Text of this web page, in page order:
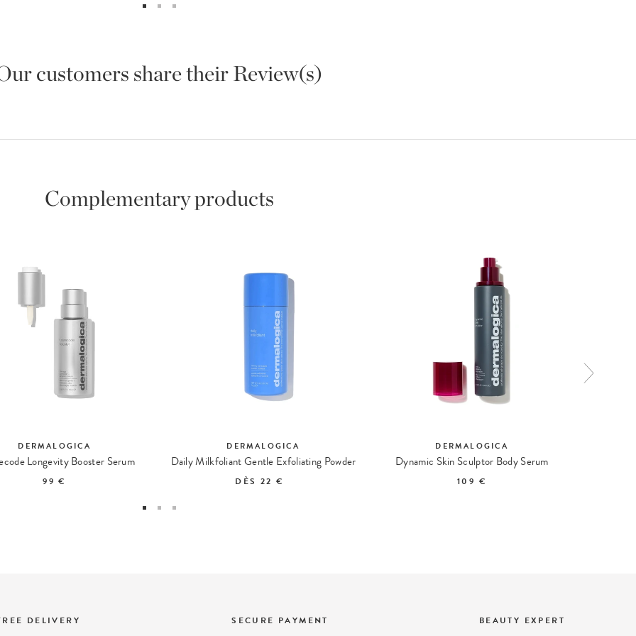
customers share their Review(s)
Complementary products
DERMALOGICA
Longevity Booster Serum
99 €
DERMALOGICA
Daily Milkfoliant Gentle Exfoliating Powder
DÈS 22 €
DERMALOGICA
Dynamic Skin Sculptor Body Serum
109 €
DELIVERY SECURE PAYMENT BEAUTY EXPERT